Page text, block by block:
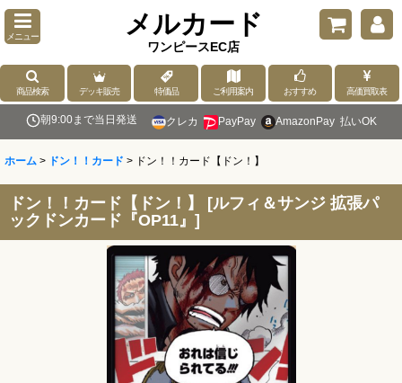
メニュー メルカード
ワンピースEC店
商品検索 デッキ販売 特価品 ご利用案内 おすすめ 高価買取表
朝9:00まで当日発送 クレカ PayPay AmazonPay 払いOK
ホーム > ドン！！カード > ドン！！カード【ドン！】
ドン！！カード【ドン！】 [ルフィ＆サンジ 拡張パ
ックドンカード『OP11』 ]